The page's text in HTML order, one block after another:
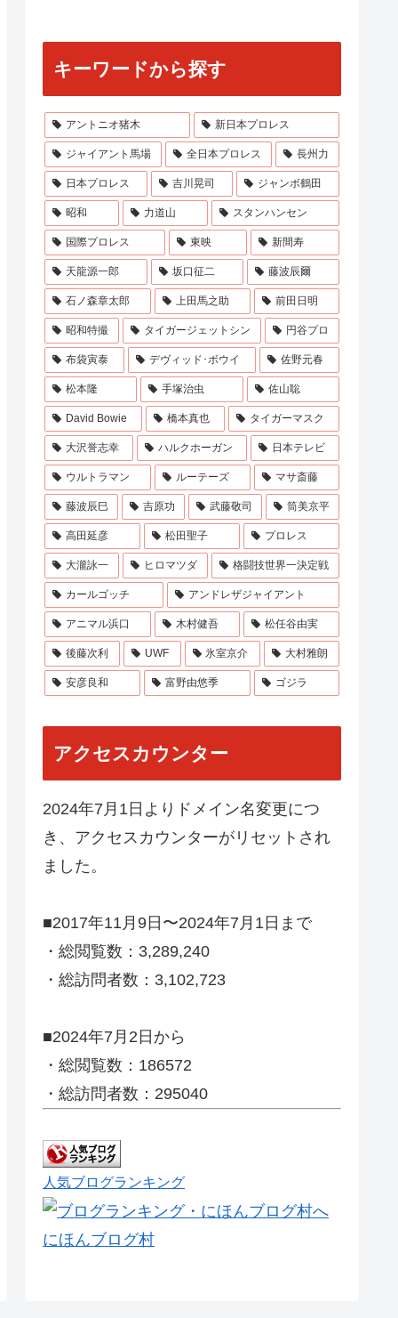
キーワードから探す
アントニオ猪木 新日本プロレス
ジャイアント馬場 全日本プロレス 長州力
日本プロレス 吉川晃司 ジャンボ鶴田
昭和 力道山 スタンハンセン
国際プロレス 東映 新間寿
天龍源一郎 坂口征二 藤波辰爾
石ノ森章太郎 上田馬之助 前田日明
昭和特撮 タイガージェットシン 円谷プロ
布袋寅泰 デヴィッド･ボウイ 佐野元春
松本隆 手塚治虫 佐山聡
David Bowie 橋本真也 タイガーマスク
大沢誉志幸 ハルクホーガン 日本テレビ
ウルトラマン ルーテーズ マサ斎藤
藤波辰巳 吉原功 武藤敬司 筒美京平
高田延彦 松田聖子 プロレス
大瀧詠一 ヒロマツダ 格闘技世界一決定戦
カールゴッチ アンドレザジャイアント
アニマル浜口 木村健吾 松任谷由実
後藤次利 UWF 氷室京介 大村雅朗
安彦良和 富野由悠季 ゴジラ
アクセスカウンター
2024年7月1日よりドメイン名変更につ
き、アクセスカウンターがリセットされ
ました。
■2017年11月9日〜2024年7月1日まで
・総閲覧数：3,289,240
・総訪問者数：3,102,723
■2024年7月2日から
・総閲覧数：186572
・総訪問者数：295040
人気ブログランキング
にほんブログ村